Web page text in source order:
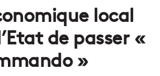
local
de passer «
»